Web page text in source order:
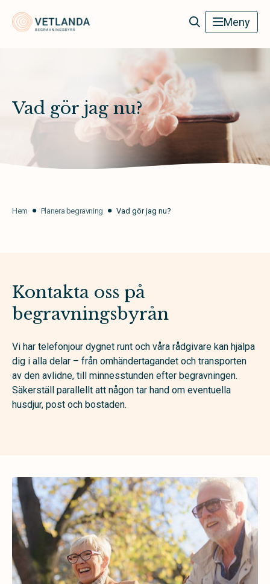
Meny
Vad gör jag nu?
Hem Planera begravning Vad gör jag nu?
Kontakta oss på
begravningsbyrån
Vi har telefonjour dygnet runt och våra rådgivare kan hjälpa
dig i alla delar – från omhändertagandet och transporten
av den avlidne, till minnesstunden efter begravningen.
Säkerställ parallellt att någon tar hand om eventuella
husdjur, post och bostaden.